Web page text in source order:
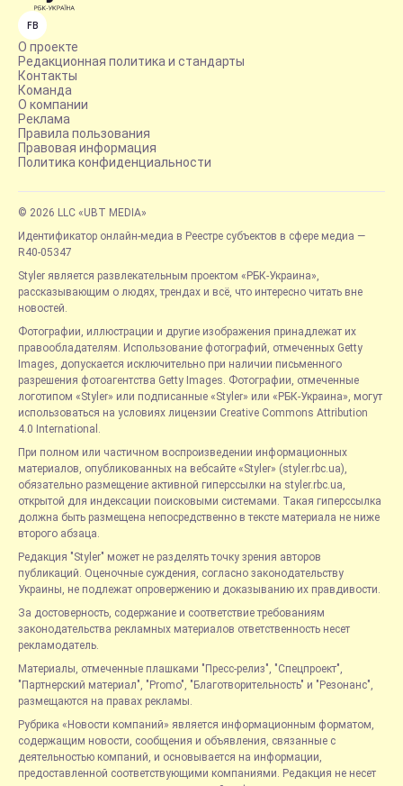
FB
О проекте
Редакционная политика и стандарты
Контакты
Команда
О компании
Реклама
Правила пользования
Правовая информация
Политика конфиденциальности
© 2026 LLC «UBT MEDIA»
Идентификатор онлайн-медиа в Реестре субъектов в сфере медиа —
R40-05347
Styler является развлекательным проектом «РБК-Украина»,
рассказывающим о людях, трендах и всё, что интересно читать вне
новостей.
Фотографии, иллюстрации и другие изображения принадлежат их
правообладателям. Использование фотографий, отмеченных Getty
Images, допускается исключительно при наличии письменного
разрешения фотоагентства Getty Images. Фотографии, отмеченные
логотипом «Styler» или подписанные «Styler» или «РБК-Украина», могут
использоваться на условиях лицензии Creative Commons Attribution
4.0 International.
При полном или частичном воспроизведении информационных
материалов, опубликованных на вебсайте «Styler» (styler.rbc.ua),
обязательно размещение активной гиперссылки на styler.rbc.ua,
открытой для индексации поисковыми системами. Такая гиперссылка
должна быть размещена непосредственно в тексте материала не ниже
второго абзаца.
Редакция "Styler" может не разделять точку зрения авторов
публикаций. Оценочные суждения, согласно законодательству
Украины, не подлежат опровержению и доказыванию их правдивости.
За достоверность, содержание и соответствие требованиям
законодательства рекламных материалов ответственность несет
рекламодатель.
Материалы, отмеченные плашками "Пресс-релиз", "Спецпроект",
"Партнерский материал", "Promo", "Благотворительность" и "Резонанс",
размещаются на правах рекламы.
Рубрика «Новости компаний» является информационным форматом,
содержащим новости, сообщения и объявления, связанные с
деятельностью компаний, и основывается на информации,
предоставленной соответствующими компаниями. Редакция не несет